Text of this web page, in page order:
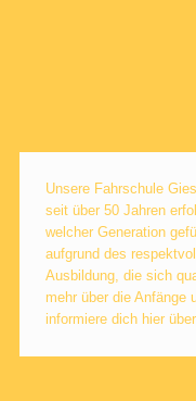
Unsere Fahrschule
seit über 50 Jahren
welcher Generation
aufgrund des
Ausbildung, die sich
mehr über die Anfänge
informiere dich hier